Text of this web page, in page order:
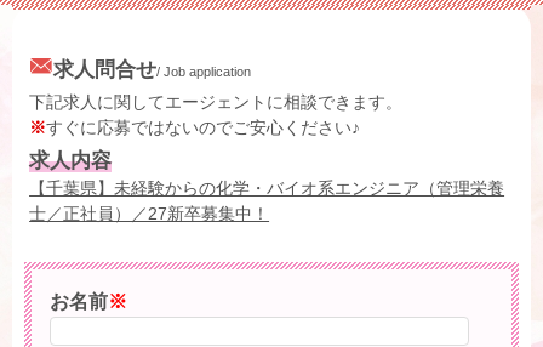
求人問合せ/ Job application
下記求人に関してエージェントに相談できます。
※すぐに応募ではないのでご安心ください♪
求人内容
【千葉県】未経験からの化学・バイオ系エンジニア（管理栄養
士／正社員）／27新卒募集中！
お名前※